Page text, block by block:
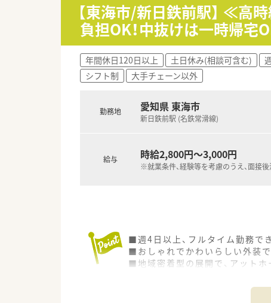
【東海市/新日鉄前駅】 ≪高
負担OK！中抜けは一時帰宅
年間休日120日以上 土日休み(相談可含む)
シフト制
大手チェーン以外
勤務地 愛知県 東海市
新日鉄前駅 (名鉄常滑線)
給与 時給2,800円～3,000円
※就業条件、経験等を考慮のうえ、面接後
■週4日以上、フルタイム勤務で
■おしゃれでかわいらしい外装
■地域密着型の展開で、アットホ
■50代以上の方のご相談も可能